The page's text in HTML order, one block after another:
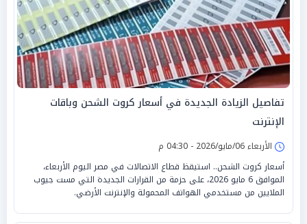
تفاصيل الزيادة الجديدة في أسعار كروت الشحن وباقات
الإنترنت
الأربعاء 06/مايو/2026 - 04:30 م
أسعار كروت الشحن.. استيقظ قطاع الاتصالات في مصر اليوم الأربعاء،
الموافق 6 مايو 2026، على حزمة من القرارات الجديدة التي مست جيوب
الملايين من مستخدمي الهواتف المحمولة والإنترنت الأرضي.